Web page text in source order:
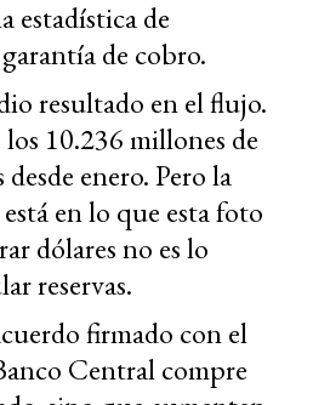
estadística de
de cobro.
resultado en el flujo.
10.236 millones de
enero. Pero la
en lo que esta foto
dólares no es lo
reservas.
firmado con el
Central compre